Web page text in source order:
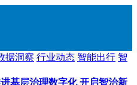
据洞察 行业动态 智能出行 智
基层治理数字化 开启智治新